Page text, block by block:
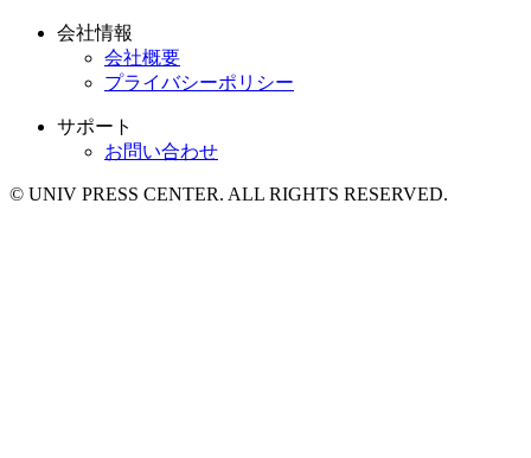
会社情報
会社概要
プライバシーポリシー
サポート
お問い合わせ
© UNIV PRESS CENTER. ALL RIGHTS RESERVED.